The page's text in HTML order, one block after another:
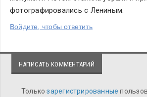
фотографировались с Лениным.
Войдите, чтобы ответить
НАПИСАТЬ КОММЕНТАРИЙ
Толькозарегистрированные